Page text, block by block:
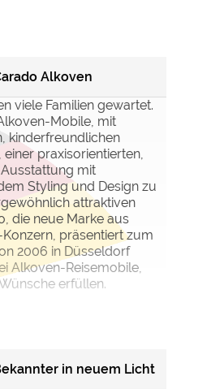
Alkoven
viele Familien gewartet.
Mobile, mit
kinderfreundlichen
einer praxisorientierten,
mit
Styling und Design zu
attraktiven
die neue Marke aus
präsentiert zum
2006 in Düsseldorf
Alkoven-Reisemobile,
erfüllen.
in neuem Licht